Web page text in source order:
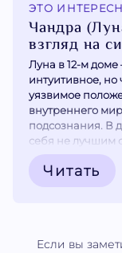
ЭТО
Чандра
взгляд на
Луна в 12-м доме
интуитивное, но
уязвимое
внутреннего
подсознания. В
себя не лучшим
интуицию,
Читать
Если вы